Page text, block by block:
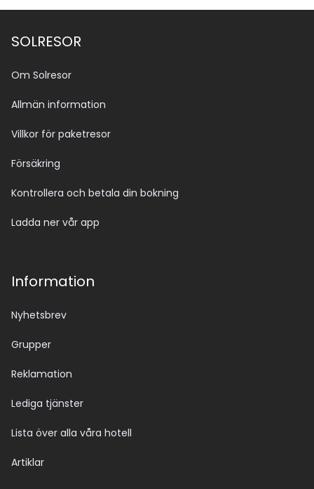
SOLRESOR
Om Solresor
Allmän information
Villkor för paketresor
Försäkring
Kontrollera och betala din bokning
Ladda ner vår app
Information
Nyhetsbrev
Grupper
Reklamation
Lediga tjänster
Lista över alla våra hotell
Artiklar